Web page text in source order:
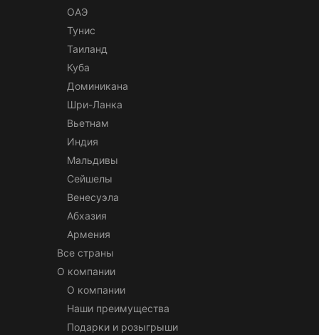
ОАЭ
Тунис
Таиланд
Куба
Доминикана
Шри-Ланка
Вьетнам
Индия
Мальдивы
Сейшелы
Венесуэла
Абхазия
Армения
Все страны
О компании
О компании
Наши преимущества
Подарки и розыгрыши